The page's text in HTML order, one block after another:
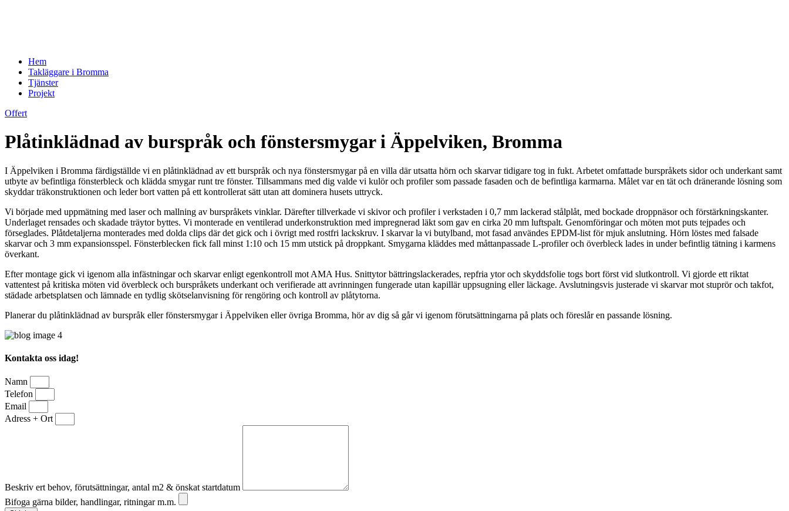
Hem
Takläggare i Bromma
Tjänster
Projekt
Offert
Plåtinklädnad av burspråk och fönstersmygar i Äppelviken, Bromma
I Äppelviken i Bromma färdigställde vi en plåtinklädnad av ett burspråk och nya fönstersmygar på en villa där utsatta hörn och skarvar tidigare tog in fukt. Arbetet omfattade burspråkets sidor och underkant samt
utbyte av befintliga fönsterbleck och klädda smygar runt tre fönster. Tillsammans med dig valde vi kulör och profiler som passade fasaden och de befintliga karmarna. Målet var en tät och dränerande lösning som
skyddar träkonstruktionen och leder bort vatten på ett kontrollerat sätt utan att dominera husets uttryck.
Vi började med uppmätning med laser och mallning av burspråkets vinklar. Därefter tillverkade vi skivor och profiler i verkstaden i 0,7 mm lackerad stålplåt, med bockade droppnäsor och förstärkningskanter.
Underlaget rensades och skadade träytor byttes. Vi monterade en ventilerad underkonstruktion med impregnerad läkt som gav en cirka 20 mm luftspalt. Genomföringar och möten mot puts tejpades och
förseglades. Plåtdetaljerna monterades med dolda clips där det gick och i övrigt med rostfri lackskruv. I skarvar la vi butylband, mot fasad användes EPDM-list för mjuk anslutning. Hörn löstes med falsade
skarvar och 3 mm expansionsspel. Fönsterblecken fick fall minst 1:10 och 15 mm utstick på droppkant. Smygarna kläddes med måttanpassade L-profiler och överbleck lades in under befintlig tätning i karmens
överkant.
Efter montage gick vi igenom alla infästningar och skarvar enligt egenkontroll mot AMA Hus. Snittytor bättringslackerades, repfria ytor och skyddsfolie togs bort först vid slutkontroll. Vi gjorde ett riktat
vattentest på kritiska möten vid överbleck och burspråkets underkant och verifierade att avrinningen fungerade utan kapillär uppsugning eller läckage. Avslutningsvis justerade vi skarvar mot stuprör och takfot,
städade arbetsplatsen och lämnade en tydlig skötselanvisning för rengöring och kontroll av plåtytorna.
Planerar du plåtinklädnad av burspråk eller fönstersmygar i Äppelviken eller övriga Bromma, hör av dig så går vi igenom förutsättningarna på plats och föreslår en passande lösning.
Kontakta oss idag!
Namn
Telefon
Email
Adress + Ort
Beskriv ert behov, förutsättningar, antal m2 & önskat startdatum
Bifoga gärna bilder, handlingar, ritningar m.m.